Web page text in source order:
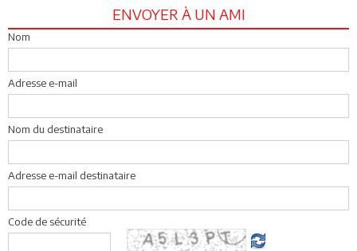
ENVOYER À UN AMI
Nom
Adresse e-mail
Nom du destinataire
Adresse e-mail destinataire
Code de sécurité